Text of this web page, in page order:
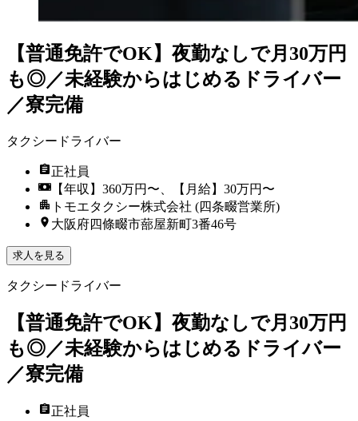
【普通免許でOK】夜勤なしで月30万円
も◎／未経験からはじめるドライバー
／寮完備
タクシードライバー
正社員
【年収】360万円〜、【月給】30万円〜
トモエタクシー株式会社 (四条畷営業所)
大阪府四條畷市蔀屋新町3番46号
求人を見る
タクシードライバー
【普通免許でOK】夜勤なしで月30万円
も◎／未経験からはじめるドライバー
／寮完備
正社員